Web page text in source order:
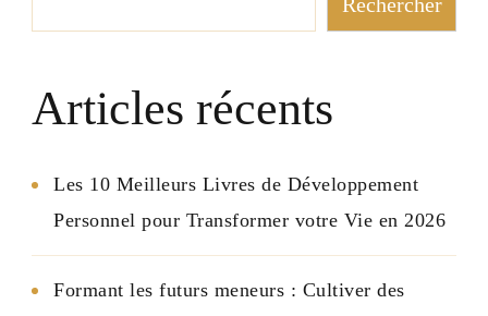
Rechercher
Articles récents
Les 10 Meilleurs Livres de Développement
Personnel pour Transformer votre Vie en 2026
Formant les futurs meneurs : Cultiver des